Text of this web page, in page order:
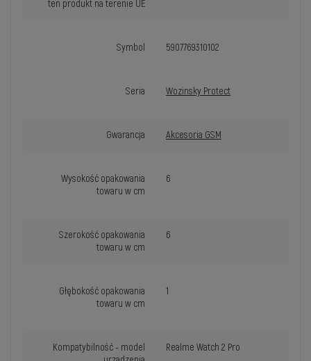
ten produkt na terenie UE
Symbol 5907769310102
Seria Wozinsky Protect
Gwarancja Akcesoria GSM
Wysokość opakowania
towaru w cm
6
Szerokość opakowania
towaru w cm
6
Głębokość opakowania
towaru w cm
1
Kompatybilność - model
Realme Watch 2 Pro